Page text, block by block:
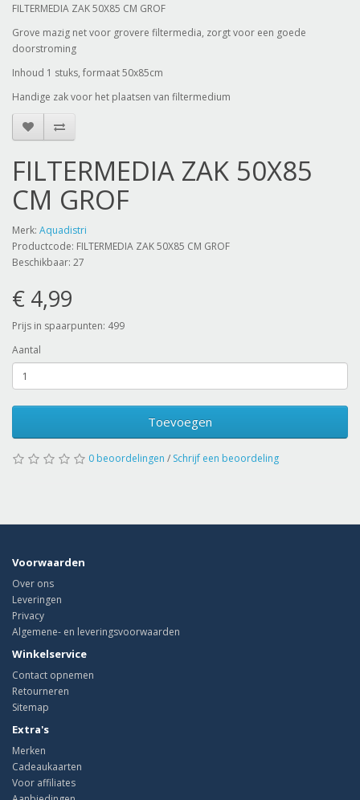
FILTERMEDIA ZAK 50X85 CM GROF
Grove mazig net voor grovere filtermedia, zorgt voor een goede
doorstroming
Inhoud 1 stuks, formaat 50x85cm
Handige zak voor het plaatsen van filtermedium
FILTERMEDIA ZAK 50X85
CM GROF
Merk: Aquadistri
Productcode: FILTERMEDIA ZAK 50X85 CM GROF
Beschikbaar: 27
€ 4,99
Prijs in spaarpunten: 499
Aantal
Toevoegen
0 beoordelingen / Schrijf een beoordeling
Voorwaarden
Over ons
Leveringen
Privacy
Algemene- en leveringsvoorwaarden
Winkelservice
Contact opnemen
Retourneren
Sitemap
Extra's
Merken
Cadeaukaarten
Voor affiliates